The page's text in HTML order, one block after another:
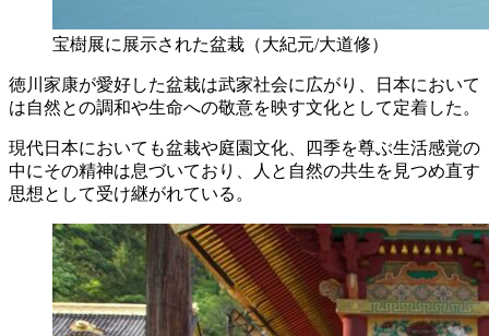
宝樹展に展示された盆栽（大紀元/大道修）
徳川家康が愛好した盆栽は武家社会に広がり、日本において
は自然との調和や生命への敬意を映す文化として定着した。
現代日本においても盆栽や庭園文化、四季を尊ぶ生活感覚の
中にその精神は息づいており、人と自然の共生を見つめ直す
思想として受け継がれている。